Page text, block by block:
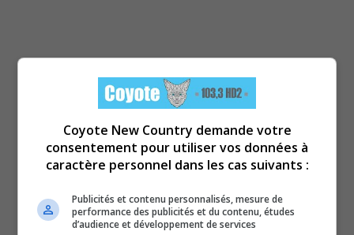
Coyote New Country demande votre
consentement pour utiliser vos données à
caractère personnel dans les cas suivants :
Publicités et contenu personnalisés, mesure de
performance des publicités et du contenu, études
d’audience et développement de services